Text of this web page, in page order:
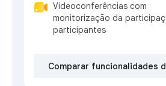
Videoconferências com
monitorização da
participantes
Comparar funcionalidades